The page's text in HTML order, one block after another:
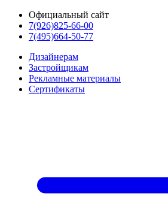
Официальный сайт
7(926)825-66-00
7(495)664-50-77
Дизайнерам
Застройщикам
Рекламные материалы
Сертификаты